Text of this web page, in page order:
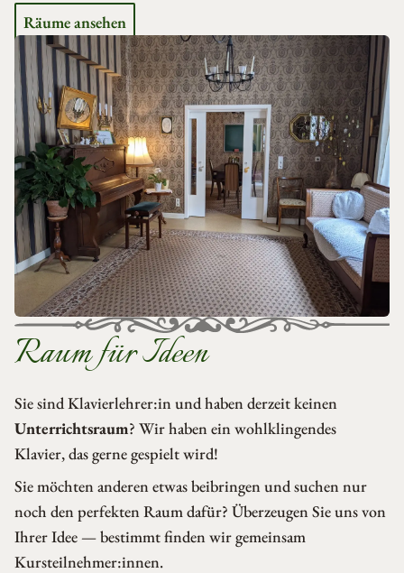
Räume ansehen
Raum für Ideen
Sie sind Klavierlehrer:in und haben derzeit keinen
Unterrichtsraum? Wir haben ein wohlklingendes
Klavier, das gerne gespielt wird!
Sie möchten anderen etwas beibringen und suchen nur
noch den perfekten Raum dafür? Überzeugen Sie uns von
Ihrer Idee — bestimmt finden wir gemeinsam
Kursteilnehmer:innen.